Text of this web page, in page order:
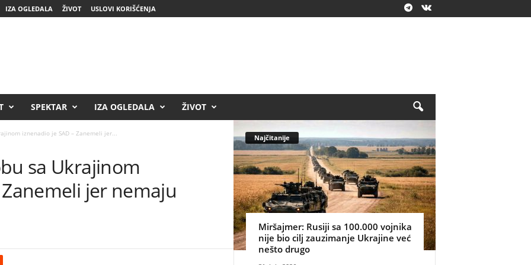
IZA OGLEDALA ŽIVOT USLOVI KORIŠĆENJA
SPEKTAR IZA OGLEDALA ŽIVOT
iznenadio je SAD – Zanemeli jer...
sa Ukrajinom
jer nemaju
Najčitanije
Miršajmer: Rusiji sa 100.000 vojnika
nije bio cilj zauzimanje Ukrajine već
nešto drugo